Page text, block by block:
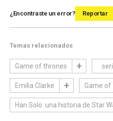
¿Encontraste un error? Reportar
Temas relacionados
Game of thrones
Emilia Clarke Game of
Han Solo: una historia de Star